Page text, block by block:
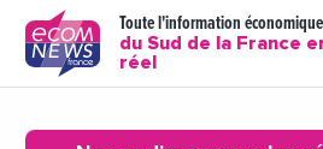
Toute l'information économique
du Sud de la France
réel